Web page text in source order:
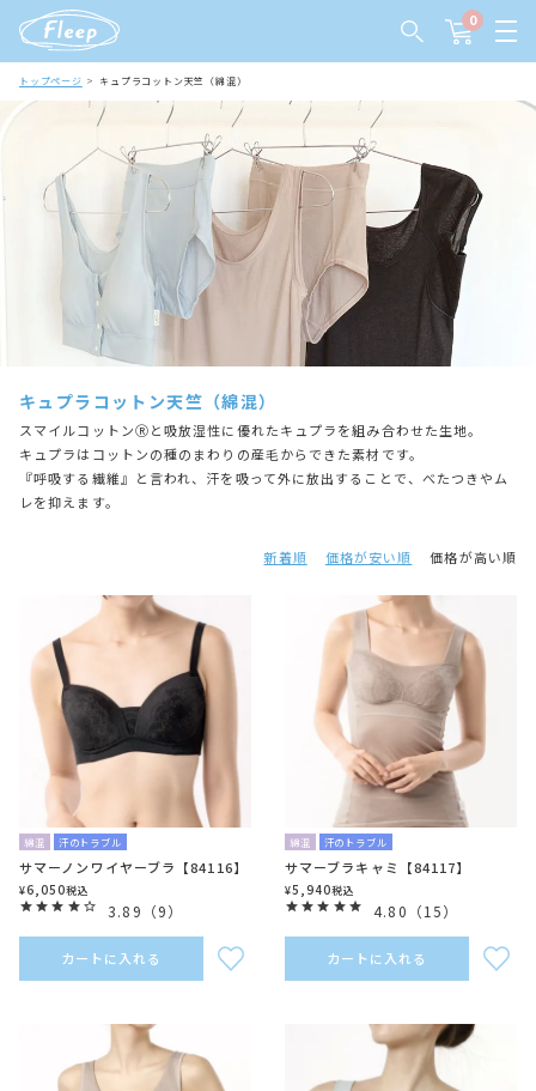
0
トップページ キュプラコットン天竺（綿混）
キュプラコットン天竺（綿混）
スマイルコットンⓇと吸放湿性に優れたキュプラを組み合わせた生地。
キュプラはコットンの種のまわりの産毛からできた素材です。
『呼吸する繊維』と言われ、汗を吸って外に放出することで、べたつきやム
レを抑えます。
新着順 価格が安い順 価格が高い順
綿混 汗のトラブル
サマーノンワイヤーブラ【84116】
¥6,050税込
3.89 （9）
カートに入れる
綿混 汗のトラブル
サマーブラキャミ【84117】
¥5,940税込
4.80 （15）
カートに入れる